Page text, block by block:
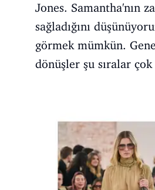
Jones. Samantha'nın
sağladığını
görmek mümkün.
dönüşler şu sıralar